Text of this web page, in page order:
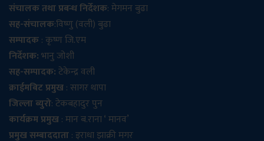
संचालक तथा प्रबन्ध निर्देशक: मेगमन बुढा
सह-संचालक:विष्णु (वली) बुढा
सम्पादक: कृष्ण जि.एम
निर्देशक:भानु जोशी
सह-सम्पादक:टेकेन्द्र वली
क्राईमबिट प्रमुख: सागर थापा
जिल्ला ब्युरो: टेकबहादुर पुन
कार्यक्रम प्रमुख: मान ब.राना ‘ मानव’
प्रमुख सम्बाददाता: इराधा झाक्री मगर